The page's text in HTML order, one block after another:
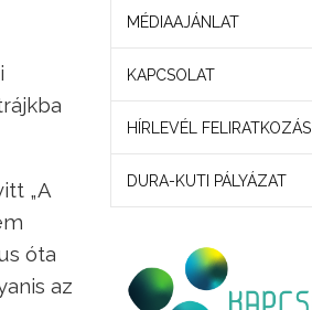
„A
óta
az
MÉDIAAJÁNLAT
KAPCSOLAT
HÍRLEVÉL FELIRATKOZÁS
DURA-KUTI PÁLYÁZAT